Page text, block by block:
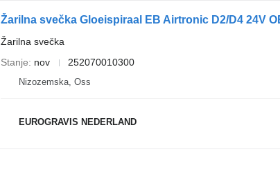
Žarilna svečka
Stanje
nov 252070010300
Nizozemska, Oss
EUROGRAVIS NEDERLAND